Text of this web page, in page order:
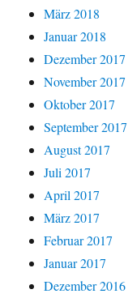
März 2018
Januar 2018
Dezember 2017
November 2017
Oktober 2017
September 2017
August 2017
Juli 2017
April 2017
März 2017
Februar 2017
Januar 2017
Dezember 2016